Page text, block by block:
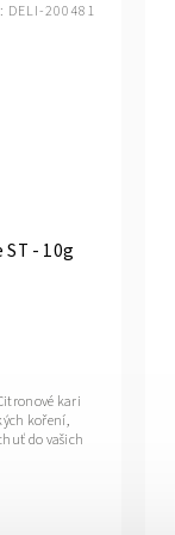
- 10g
kari
koření,
do vašich
DELI-200481